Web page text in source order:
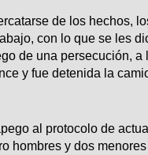
de los hechos,
con lo que se les
de una persecución,
y fue detenida la
al protocolo de
hombres y dos